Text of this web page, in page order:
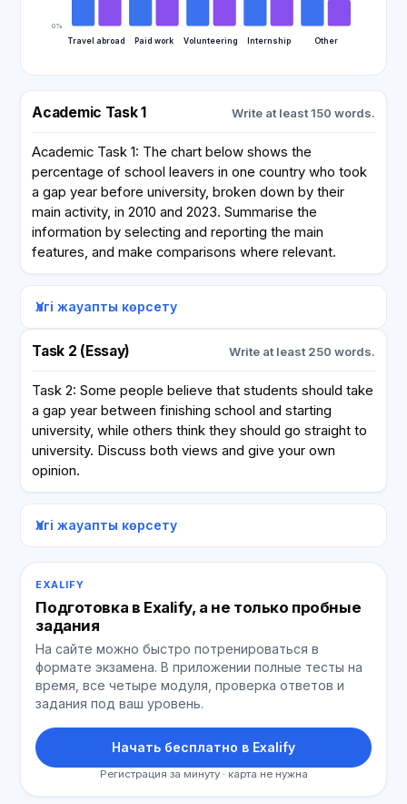
0%
Travel abroad Paid work Volunteering Internship Other
Academic Task 1 Write at least 150 words.
Academic Task 1: The chart below shows the
percentage of school leavers in one country who took
a gap year before university, broken down by their
main activity, in 2010 and 2023. Summarise the
information by selecting and reporting the main
features, and make comparisons where relevant.
Үлгі жауапты көрсету
Task 2 (Essay) Write at least 250 words.
Task 2: Some people believe that students should take
a gap year between finishing school and starting
university, while others think they should go straight to
university. Discuss both views and give your own
opinion.
Үлгі жауапты көрсету
EXALIFY
Подготовка в Exalify, а не только пробные
задания
На сайте можно быстро потренироваться в
формате экзамена. В приложении полные тесты на
время, все четыре модуля, проверка ответов и
задания под ваш уровень.
Начать бесплатно в Exalify
Регистрация за минуту · карта не нужна